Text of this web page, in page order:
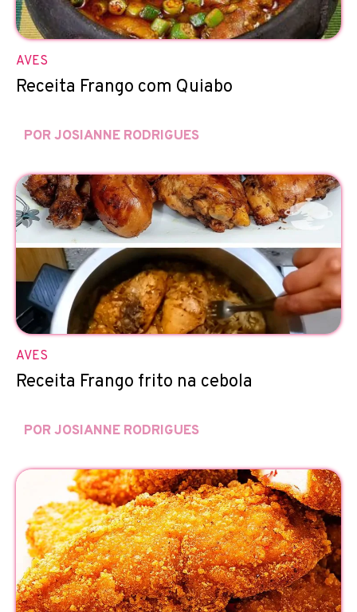
AVES
Receita Frango com Quiabo
POR JOSIANNE RODRIGUES
AVES
Receita Frango frito na cebola
POR JOSIANNE RODRIGUES